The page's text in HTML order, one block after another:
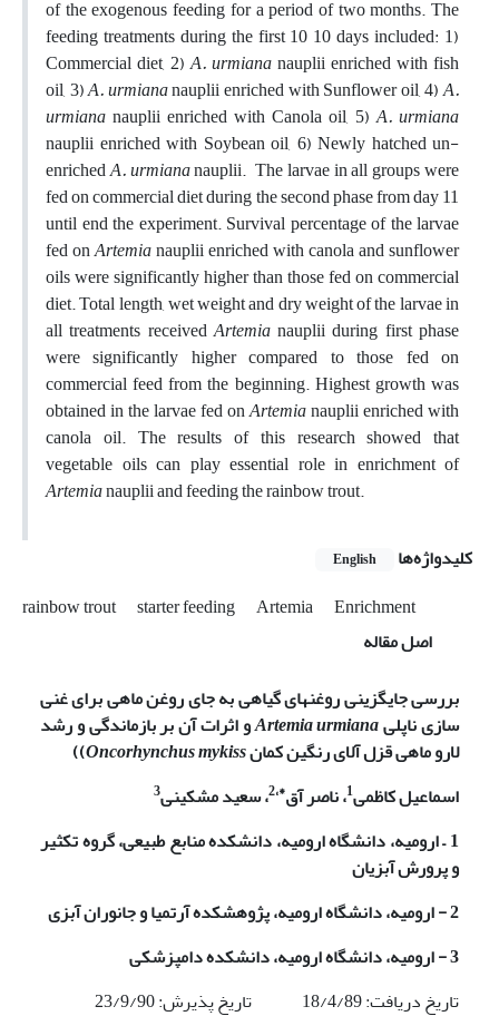
of the exogenous feeding for a period of two months. The
feeding treatments during the first 10 10 days included: 1)
Commercial diet, 2)A. urmiananauplii enriched with fish
oil, 3)A. urmiananauplii enriched with Sunflower oil, 4)A.
urmiana nauplii enriched with Canola oil, 5)A. urmiana
nauplii enriched with Soybean oil, 6) Newly hatched un-
enrichedA. urmiananauplii. The larvae in all groups were
fed on commercial diet during the second phase from day 11
until end the experiment. Survival percentage of the larvae
fed onArtemianauplii enriched with canola and sunflower
oils were significantly higher than those fed on commercial
diet. Total length, wet weight and dry weight of the larvae in
all treatments receivedArtemianauplii during first phase
were significantly higher compared to those fed on
commercial feed from the beginning. Highest growth was
obtained in the larvae fed onArtemianauplii enriched with
canola oil. The results of this research showed that
vegetable oils can play essential role in enrichment of
Artemianauplii and feeding the rainbow trout.
کلیدواژه‌ها
English
rainbow trout starter feeding Artemia
Enrichment
اصل مقاله
بررسی جایگزینی روغنهای گیاهی به جای روغن ماهی برای غنی
سازی ناپلیArtemia urmianaو اثرات آن بر بازماندگی و رشد
لارو ماهی قزل آلای رنگین کمانOncorhynchus mykiss
)
)
اسماعیل کاظمی1، ناصر آق*،2 ، سعید مشکینی3
1
–ارومیه، دانشگاه ارومیه، دانشکده منابع طبیعی، گروه تکثیر
و پرورش آبزیان
2 - ارومیه، دانشگاه ارومیه، پژوهشکده آرتمیا و جانوران آبزی
3 - ارومیه، دانشگاه ارومیه، دانشکده دامپزشکی
تاریخ دریافت: 18/4/89 تاریخ پذیرش: 23/9/90